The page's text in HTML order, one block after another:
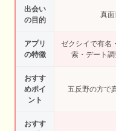
出会い
の目的
真
アプリ
の特徴
ゼクシイで有名
索・デート
おすす
めポイ
ント
五反野の方で
おすす